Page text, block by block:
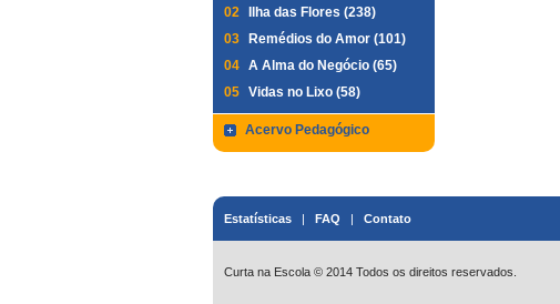
02
Ilha das Flores (238)
03
Remédios do Amor (101)
04 A Alma do Negócio (65)
05 Vidas no Lixo (58)
Acervo Pedagógico
Estatísticas | FAQ | Contato
Curta na Escola © 2014 Todos os direitos reservados.